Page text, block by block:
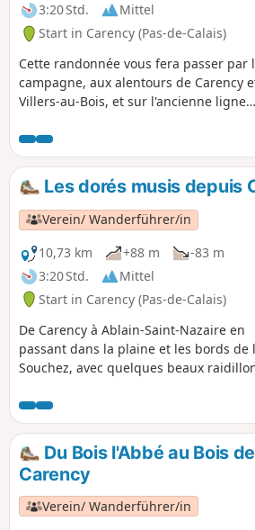
3:20 Std.
Mittel
Start in Carency (Pas-de-Calais)
Cette randonnée vous fera passer par
campagne, aux alentours de Carency
Villers-au-Bois, et sur l'ancienne ligne
reliant Lens à Frevent).
Les dorés musis depuis
Verein/ Wanderführer/in
10,73 km
+88 m
-83 m
3:20 Std.
Mittel
Start in Carency (Pas-de-Calais)
De Carency à Ablain-Saint-Nazaire en
passant dans la plaine et les bords de
Souchez, avec quelques beaux
Du Bois l'Abbé au Bois
Carency
Verein/ Wanderführer/in